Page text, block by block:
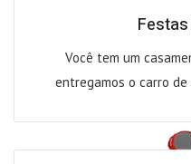
Você tem um
entregamos o carro